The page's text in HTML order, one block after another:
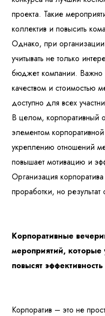
проекта. Такие
коллектив и повысить
Однако, при
учитывать не только
бюджет компании. Важно
качеством и стоимостью
доступно для всех
В целом, корпоративный
элементом
укреплению отношений
повышает мотивацию и
Организация
проработки, но
Корпоративные
мероприятий,
повысят
Корпоратив – это не